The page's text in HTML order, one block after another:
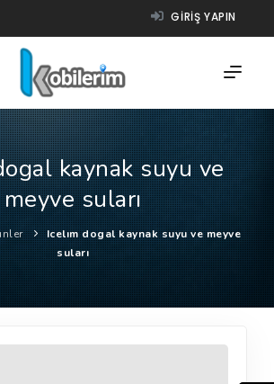
GIRIŞ YAPIN
kaynak suyu ve
meyve suları
Icelım dogal kaynak suyu ve meyve
suları